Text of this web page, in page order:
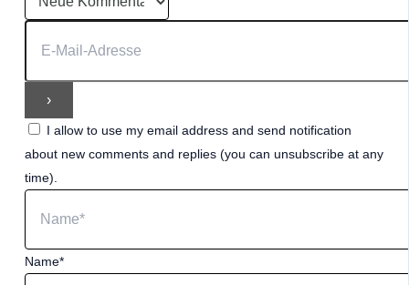
I allow to use my email address and send notification
about new comments and replies (you can unsubscribe at any
time).
Name*